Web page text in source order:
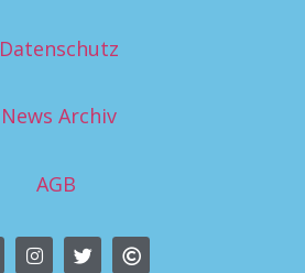
Datenschutz
News Archiv
AGB